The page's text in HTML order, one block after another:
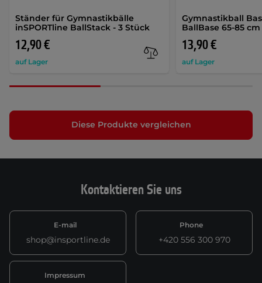
Ständer für Gymnastikbälle
inSPORTline BallStack - 3 Stück
12,90 €
auf Lager
Gymnastikball
BallBase 65-85 cm
13,90 €
auf Lager
Diese Produkte vergleichen
Kontaktieren Sie uns
E-mail
shop@insportline.de
Phone
+420 556 300 970
Impressum